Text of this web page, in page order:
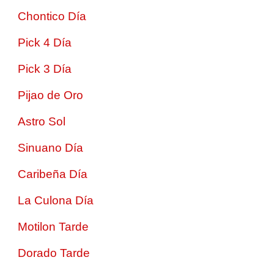
Chontico Día
Pick 4 Día
Pick 3 Día
Pijao de Oro
Astro Sol
Sinuano Día
Caribeña Día
La Culona Día
Motilon Tarde
Dorado Tarde